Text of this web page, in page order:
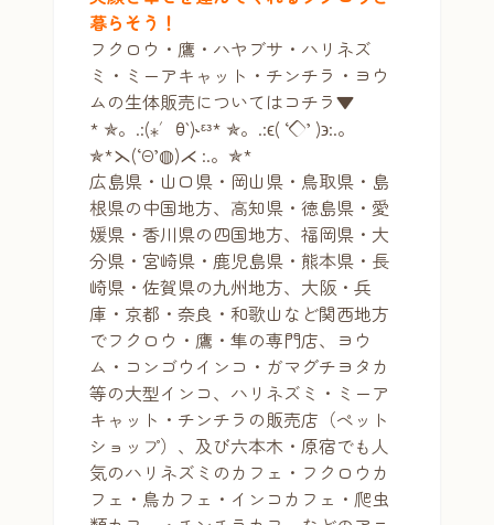
暮らそう！
フクロウ・鷹・ハヤブサ・ハリネズ
ミ・ミーアキャット・チンチラ・ヨウ
ムの生体販売についてはコチラ▼
* ✯。.:(⁎′ꃪ‵)˞ᵋᵌ* ✯。.:ϵ( ‘◇’ )϶:.。
✯*⋋(‘Θ’◍)⋌ :.。✯*
広島県・山口県・岡山県・鳥取県・島
根県の中国地方、高知県・徳島県・愛
媛県・香川県の四国地方、福岡県・大
分県・宮崎県・鹿児島県・熊本県・長
崎県・佐賀県の九州地方、大阪・兵
庫・京都・奈良・和歌山など関西地方
でフクロウ・鷹・隼の専門店、ヨウ
ム・コンゴウインコ・ガマグチヨタカ
等の大型インコ、ハリネズミ・ミーア
キャット・チンチラの販売店（ペット
ショップ）、及び六本木・原宿でも人
気のハリネズミのカフェ・フクロウカ
フェ・鳥カフェ・インコカフェ・爬虫